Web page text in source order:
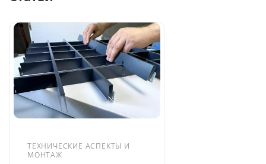
ТЕХНИЧЕСКИЕ АСПЕКТЫ И
МОНТАЖ